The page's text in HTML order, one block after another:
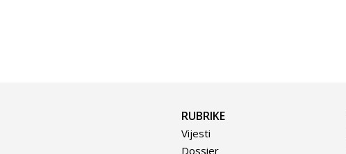
RUBRIKE
Vijesti
Dossier